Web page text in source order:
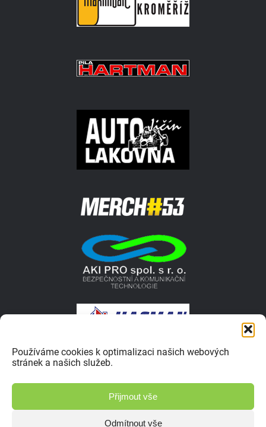
Používáme cookies k optimalizaci našich webových
stránek a našich služeb.
Přijmout vše
Odmítnout vše
© 2026 Autokrosar.cz ISSN 1805-1413 | Vyrobilo studio